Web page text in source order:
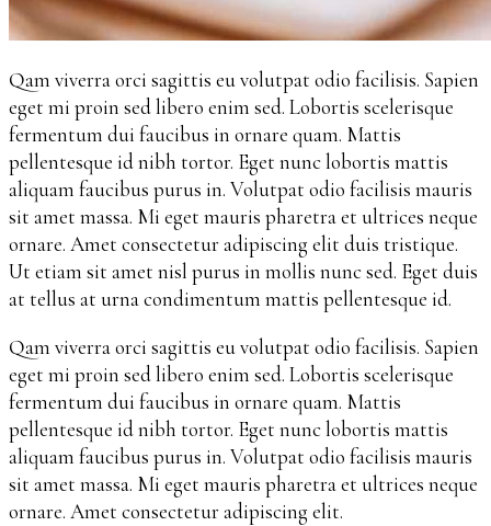
Qam viverra orci sagittis eu volutpat odio facilisis. Sapien
eget mi proin sed libero enim sed. Lobortis scelerisque
fermentum dui faucibus in ornare quam. Mattis
pellentesque id nibh tortor. Eget nunc lobortis mattis
aliquam faucibus purus in. Volutpat odio facilisis mauris
sit amet massa. Mi eget mauris pharetra et ultrices neque
ornare. Amet consectetur adipiscing elit duis tristique.
Ut etiam sit amet nisl purus in mollis nunc sed. Eget duis
at tellus at urna condimentum mattis pellentesque id.
Qam viverra orci sagittis eu volutpat odio facilisis. Sapien
eget mi proin sed libero enim sed. Lobortis scelerisque
fermentum dui faucibus in ornare quam. Mattis
pellentesque id nibh tortor. Eget nunc lobortis mattis
aliquam faucibus purus in. Volutpat odio facilisis mauris
sit amet massa. Mi eget mauris pharetra et ultrices neque
ornare. Amet consectetur adipiscing elit.